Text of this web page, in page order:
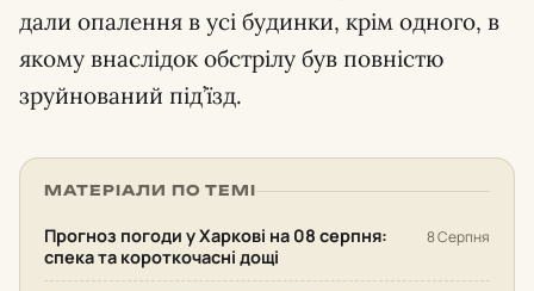
дали опалення в усі будинки, крім одного, в
якому внаслідок обстрілу був повністю
зруйнований під’їзд.
МАТЕРІАЛИ ПО ТЕМІ
Прогноз погоди у Харкові на 08 серпня:
спека та короткочасні дощі
8 Серпня